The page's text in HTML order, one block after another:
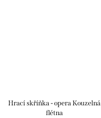
Hrací skříňka - opera Kouzelná
flétna